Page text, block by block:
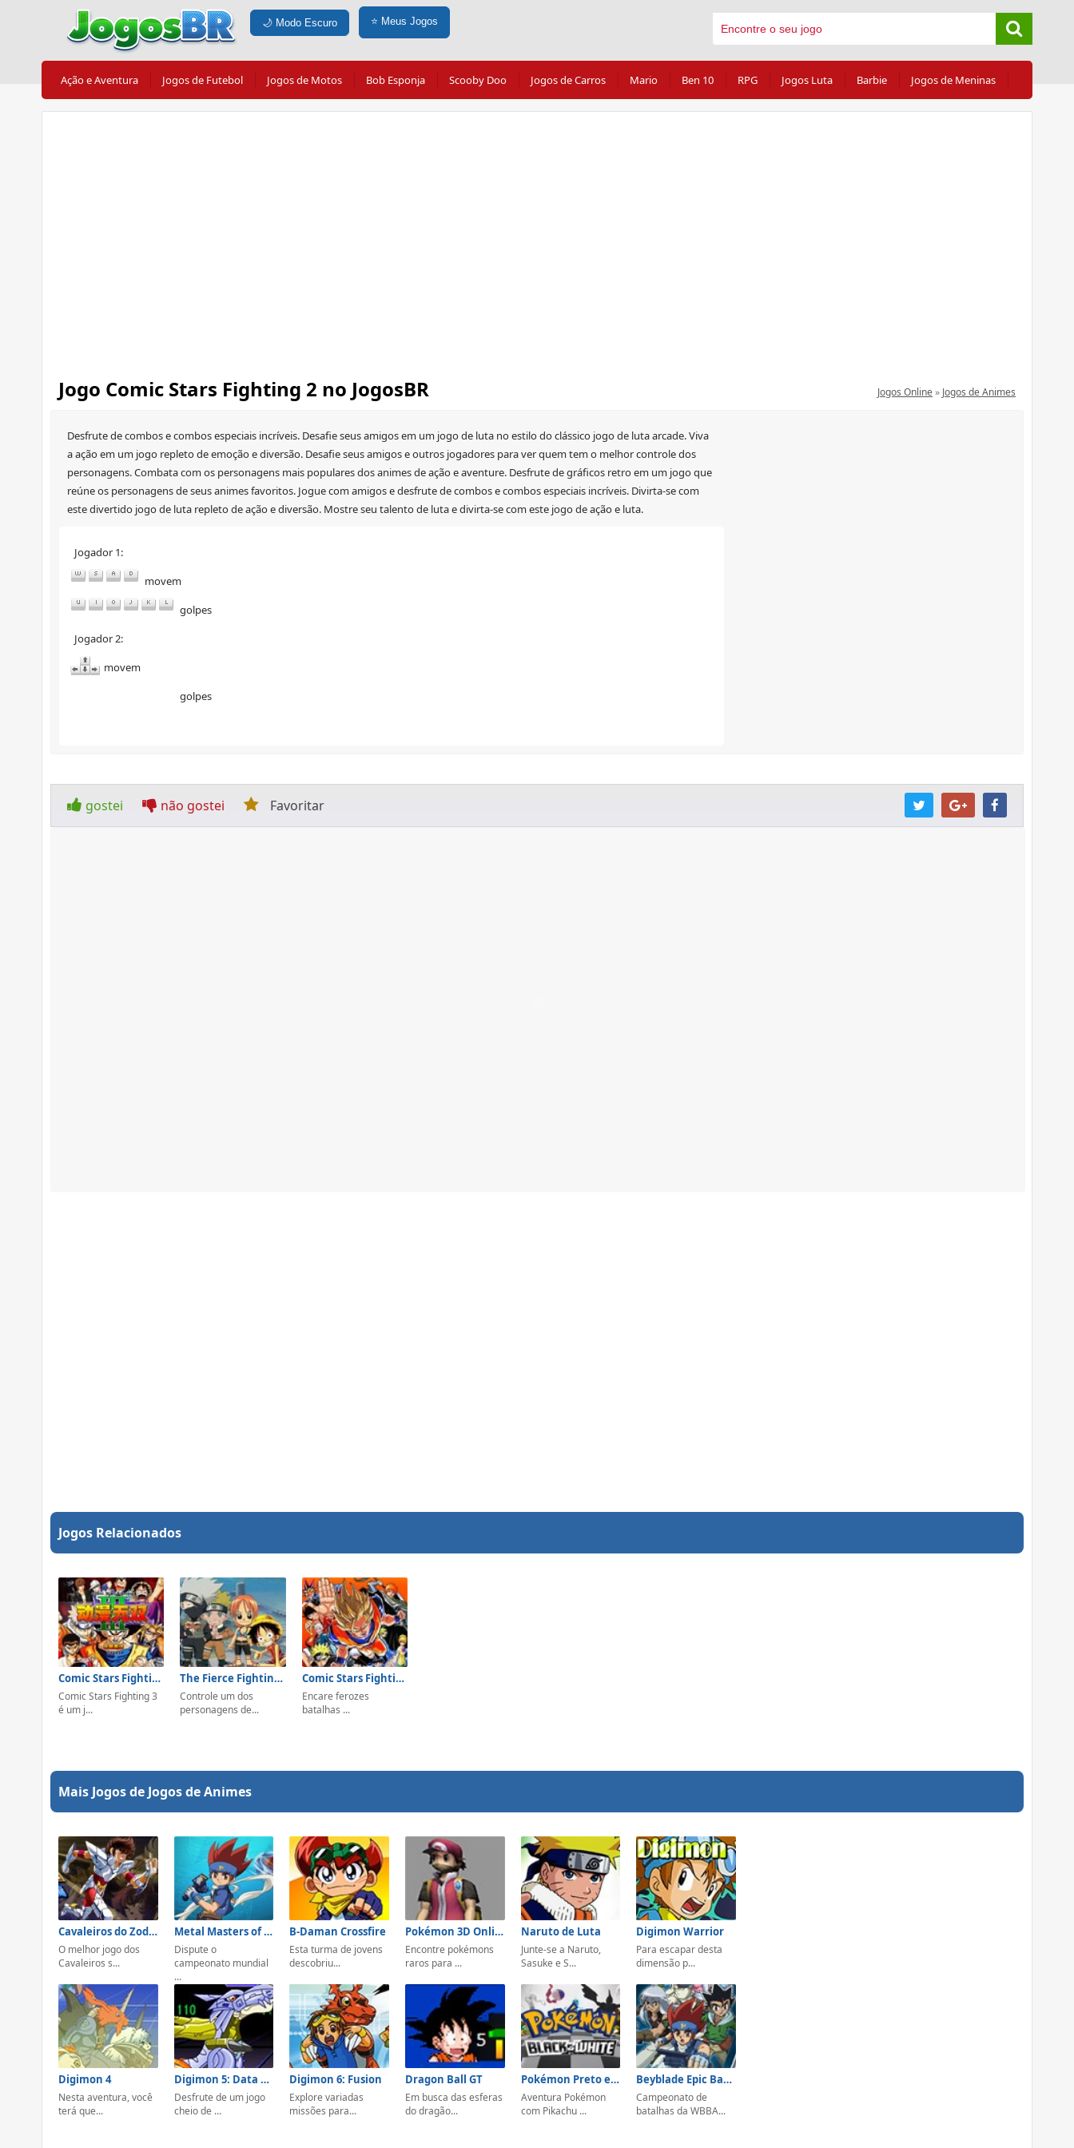
🌙 Modo Escuro ⭐ Meus Jogos
Ação e Aventura Jogos de Futebol Jogos de Motos Bob Esponja Scooby Doo Jogos de Carros Mario Ben 10 RPG Jogos Luta Barbie Jogos de Meninas
Jogo Comic Stars Fighting 2 no JogosBR Jogos Online» Jogos de Animes
Desfrute de combos e combos especiais incríveis. Desafie seus amigos em um jogo de luta no estilo do clássico jogo de luta arcade. Viva
a ação em um jogo repleto de emoção e diversão. Desafie seus amigos e outros jogadores para ver quem tem o melhor controle dos
personagens. Combata com os personagens mais populares dos animes de ação e aventure. Desfrute de gráficos retro em um jogo que
reúne os personagens de seus animes favoritos. Jogue com amigos e desfrute de combos e combos especiais incríveis. Divirta-se com
este divertido jogo de luta repleto de ação e diversão. Mostre seu talento de luta e divirta-se com este jogo de ação e luta.
Jogador 1:
movem
golpes
Jogador 2:
movem
golpes
gostei não gostei Favoritar
Jogos Relacionados
Comic Stars Fighting 3
Comic Stars Fighting 3
é um j...
The Fierce Fighting Of Comic Stars
Controle um dos
personagens de...
Comic Stars Fighting
Encare ferozes
batalhas ...
Mais Jogos de Jogos de Animes
Cavaleiros do Zodiaco Ômega
O melhor jogo dos
Cavaleiros s...
Metal Masters of Mayhem
Dispute o
campeonato mundial
...
B-Daman Crossfire
Esta turma de jovens
descobriu...
Pokémon 3D Online
Encontre pokémons
raros para ...
Naruto de Luta
Junte-se a Naruto,
Sasuke e S...
Digimon Warrior
Para escapar desta
dimensão p...
Digimon 4
Nesta aventura, você
terá que...
Digimon 5: Data Squad
Desfrute de um jogo
cheio de ...
Digimon 6: Fusion
Explore variadas
missões para...
Dragon Ball GT
Em busca das esferas
do dragão...
Pokémon Preto e Branco
Aventura Pokémon
com Pikachu ...
Beyblade Epic Battles
Campeonato de
batalhas da WBBA...